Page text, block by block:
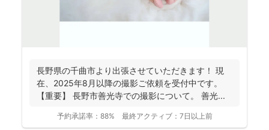
長野県の千曲市より出張させていただきます！ 現
在、2025年8月以降の撮影ご依頼を受付中です。
【重要】 長野市善光寺での撮影について。 善光...
予約承諾率： 88% 最終アクティブ： 7日以上前